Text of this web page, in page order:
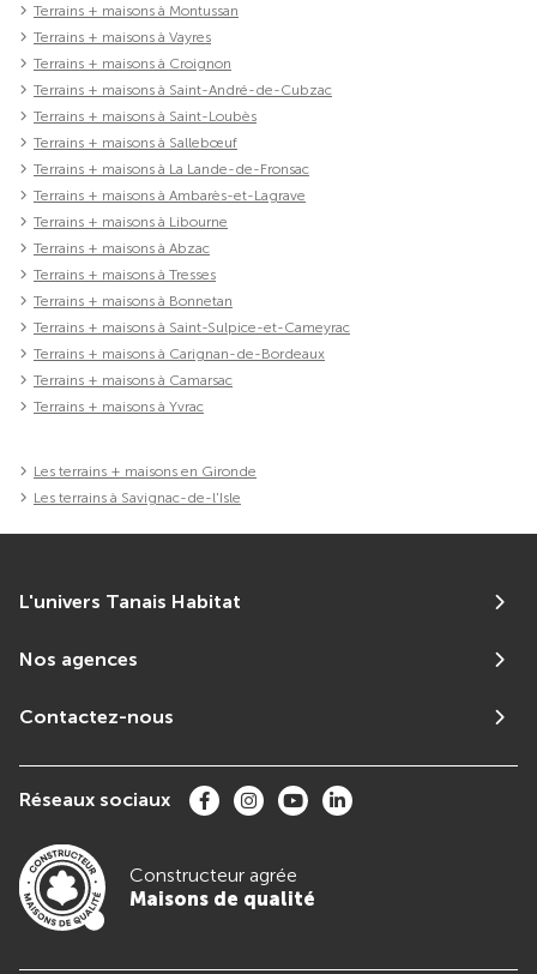
Terrains + maisons à Montussan
Terrains + maisons à Vayres
Terrains + maisons à Croignon
Terrains + maisons à Saint-André-de-Cubzac
Terrains + maisons à Saint-Loubès
Terrains + maisons à Sallebœuf
Terrains + maisons à La Lande-de-Fronsac
Terrains + maisons à Ambarès-et-Lagrave
Terrains + maisons à Libourne
Terrains + maisons à Abzac
Terrains + maisons à Tresses
Terrains + maisons à Bonnetan
Terrains + maisons à Saint-Sulpice-et-Cameyrac
Terrains + maisons à Carignan-de-Bordeaux
Terrains + maisons à Camarsac
Terrains + maisons à Yvrac
Les terrains + maisons en Gironde
Les terrains à Savignac-de-l'Isle
L'univers Tanais Habitat
Nos agences
Contactez-nous
Réseaux sociaux
Constructeur agrée
Maisons de qualité